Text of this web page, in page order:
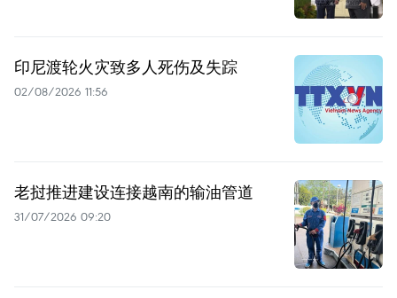
印尼渡轮火灾致多人死伤及失踪
02/08/2026 11:56
老挝推进建设连接越南的输油管道
31/07/2026 09:20